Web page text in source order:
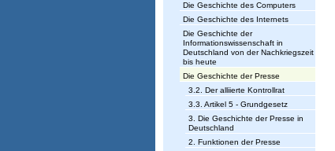
Die Geschichte des Computers
Die Geschichte des Internets
Die Geschichte der
Informationswissenschaft in
Deutschland von der Nachkriegszeit
bis heute
Die Geschichte der Presse
3.2. Der alliierte Kontrollrat
3.3. Artikel 5 - Grundgesetz
3. Die Geschichte der Presse in
Deutschland
2. Funktionen der Presse